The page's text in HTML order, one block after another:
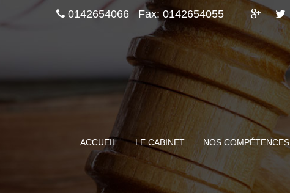
0142654066 Fax: 0142654055
ACCUEIL LE CABINET NOS COMPÉTENCES